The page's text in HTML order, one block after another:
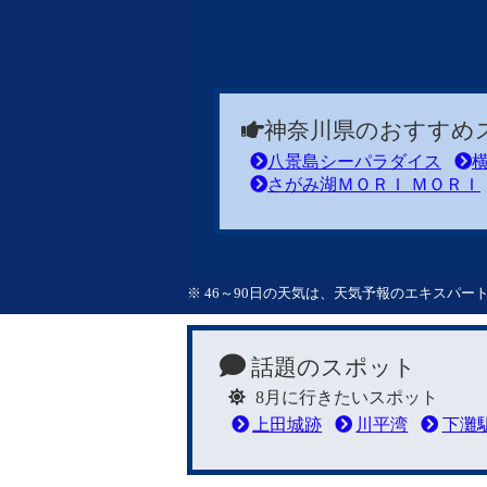
神奈川県のおすすめ
八景島シーパラダイス
さがみ湖ＭＯＲＩ ＭＯＲＩ
※ 46～90日の天気は、天気予報のエキスパー
話題のスポット
8月に行きたいスポット
上田城跡
川平湾 下灘